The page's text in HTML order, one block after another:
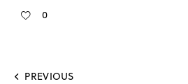
0
PREVIOUS